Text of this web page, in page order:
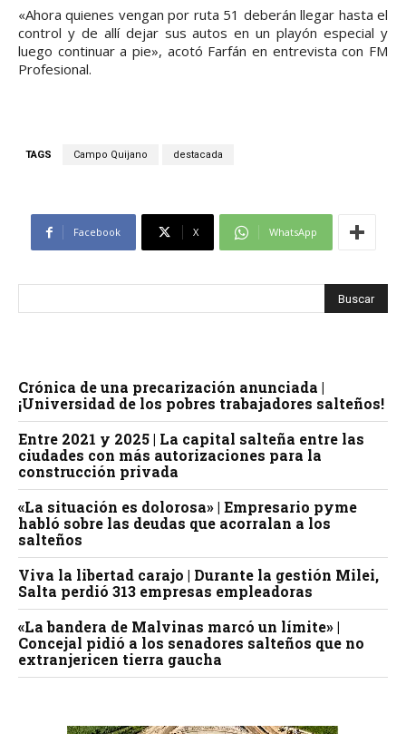
«Ahora quienes vengan por ruta 51 deberán llegar hasta el
control y de allí dejar sus autos en un playón especial y
luego continuar a pie», acotó Farfán en entrevista con FM
Profesional.
TAGS Campo Quijano destacada
Facebook X WhatsApp
Crónica de una precarización anunciada |
¡Universidad de los pobres trabajadores salteños!
Entre 2021 y 2025 | La capital salteña entre las
ciudades con más autorizaciones para la
construcción privada
«La situación es dolorosa» | Empresario pyme
habló sobre las deudas que acorralan a los
salteños
Viva la libertad carajo | Durante la gestión Milei,
Salta perdió 313 empresas empleadoras
«La bandera de Malvinas marcó un límite» |
Concejal pidió a los senadores salteños que no
extranjericen tierra gaucha